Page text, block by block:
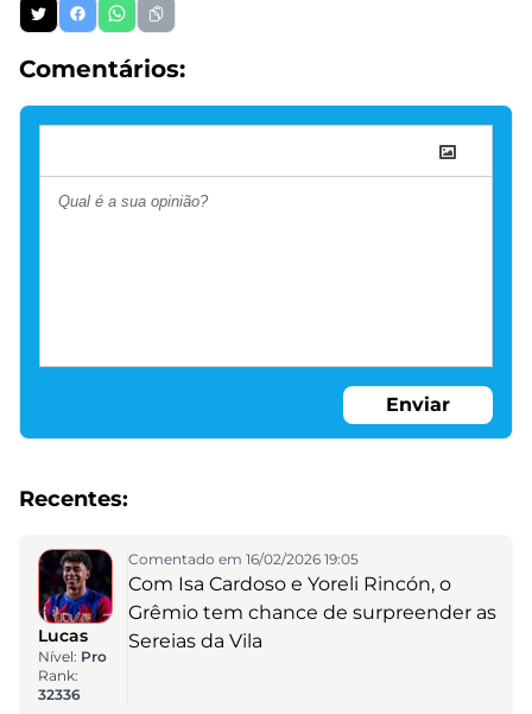
Comentários:
Enviar
Recentes:
Lucas
Nível: Pro
Rank:
32336
Comentado em 16/02/2026 19:05
Com Isa Cardoso e Yoreli Rincón, o
Grêmio tem chance de surpreender as
Sereias da Vila